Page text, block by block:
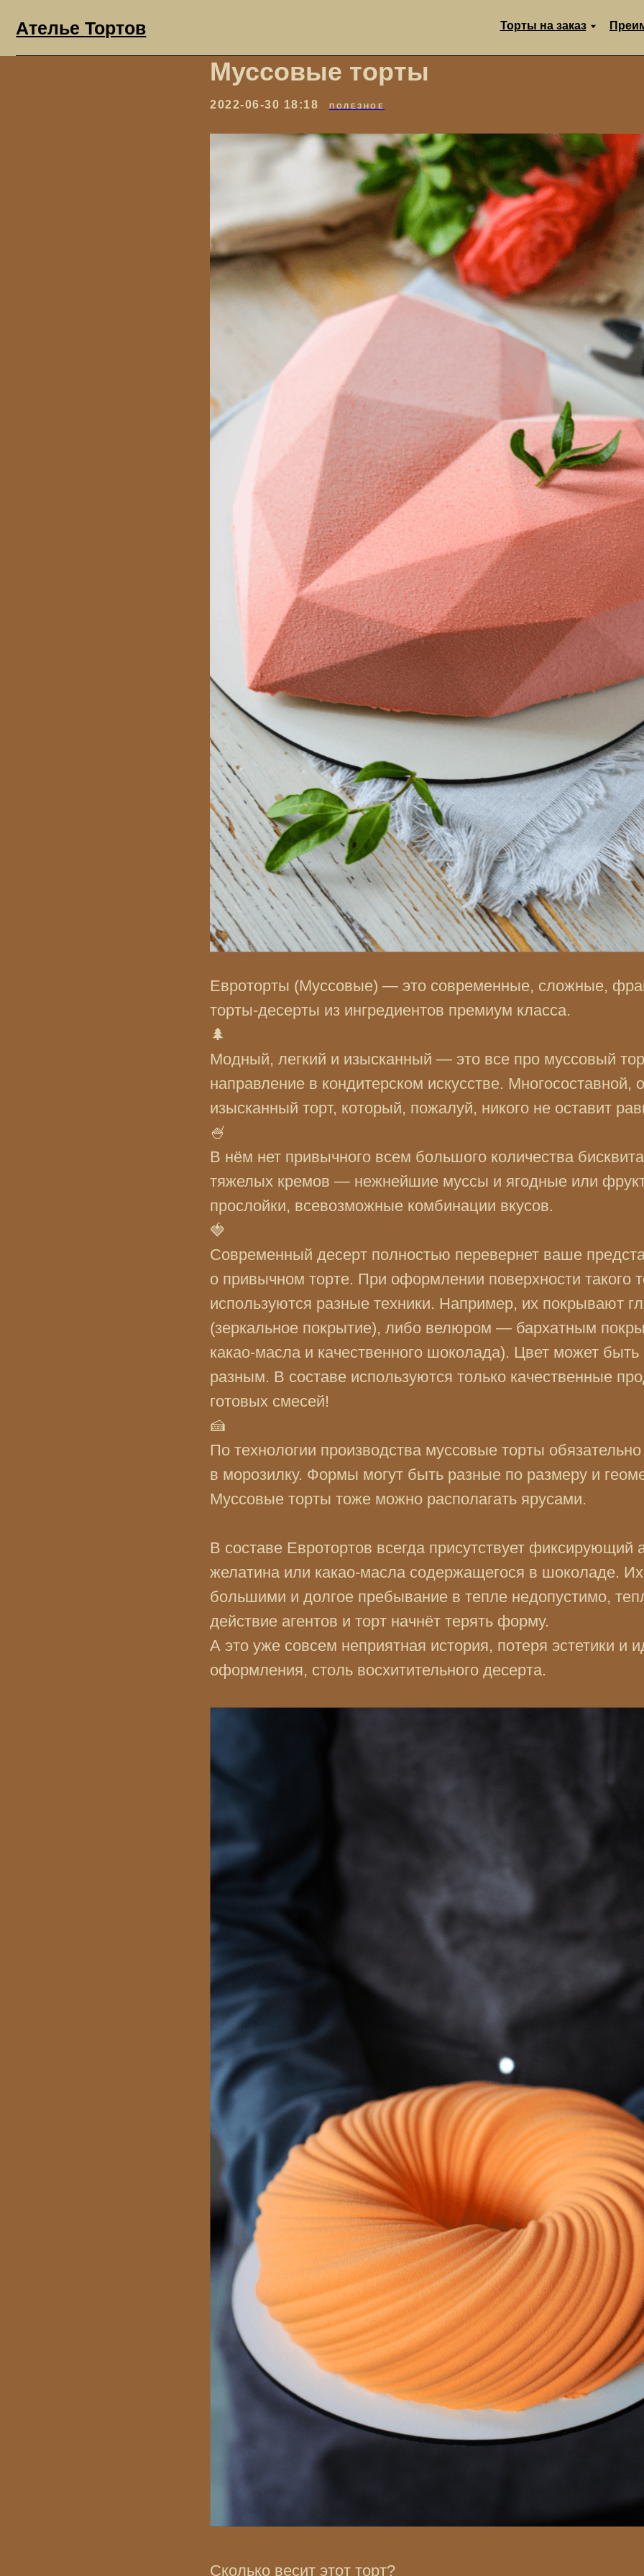
АтельеТортов Торты на заказ Преимущества
Муссовые торты
2022-06-30 18:18 ПОЛЕЗНОЕ
Евроторты (Муссовые) — это современные, сложные,
торты-десерты из ингредиентов премиум класса.
🌲
Модный, легкий и изысканный — это все про муссовый
направление в кондитерском искусстве. Многосоставной,
изысканный торт, который, пожалуй, никого не оставит
🍧
В нём нет привычного всем большого количества
тяжелых кремов — нежнейшие муссы и ягодные или
прослойки, всевозможные комбинации вкусов.
🍓
Современный десерт полностью перевернет ваше
о привычном торте. При оформлении поверхности такого
используются разные техники. Например, их покрывают
(зеркальное покрытие), либо велюром — бархатным
какао-масла и качественного шоколада). Цвет может
разным. В составе используются только качественные
готовых смесей!
🍰
По технологии производства муссовые торты обязательно
в морозилку. Формы могут быть разные по размеру и
Муссовые торты тоже можно располагать ярусами.
В составе Евротортов всегда присутствует фиксирующий
желатина или какао-масла содержащегося в шоколаде.
большими и долгое пребывание в тепле недопустимо,
действие агентов и торт начнёт терять форму.
А это уже совсем неприятная история, потеря эстетики и
оформления, столь восхитительного десерта.
Сколько весит этот торт?